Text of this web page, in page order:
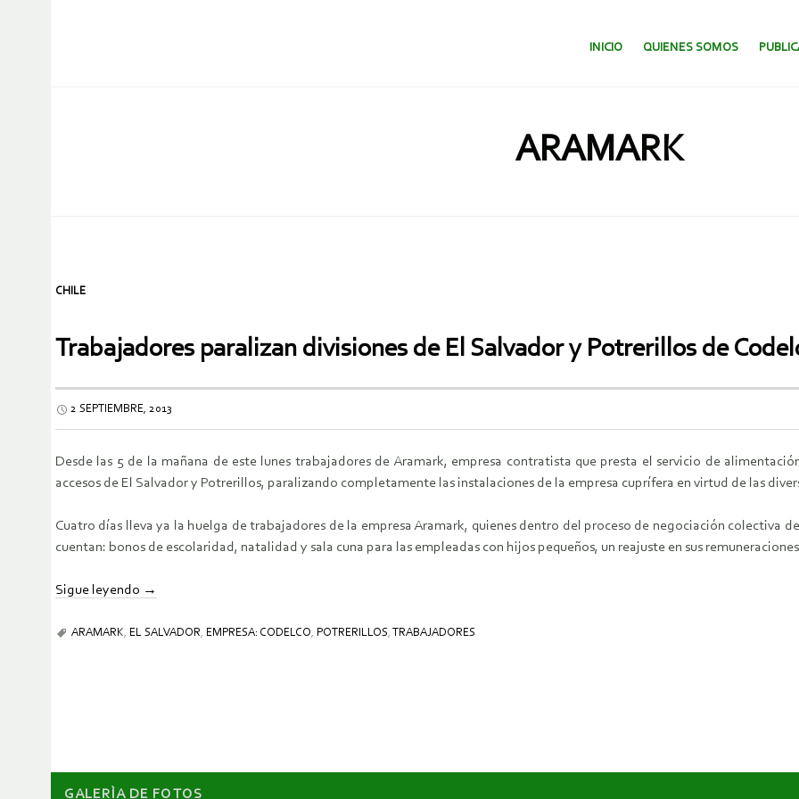
SALTAR AL CONTENIDO.
INICIO QUIENES SOMOS
ARAMARK
CHILE
Trabajadores paralizan divisiones de El Salvador y Potrerillos de
2 SEPTIEMBRE, 2013
Desde las 5 de la mañana de este lunes trabajadores de Aramark, empresa contratista que presta el servicio de
accesos de El Salvador y Potrerillos, paralizando completamente las instalaciones de la empresa cuprífera en virtud de las
Cuatro días lleva ya la huelga de trabajadores de la empresa Aramark, quienes dentro del proceso de negociación colectiva
cuentan: bonos de escolaridad, natalidad y sala cuna para las empleadas con hijos pequeños, un reajuste en sus
Sigue leyendo →
ARAMARK, EL SALVADOR, EMPRESA: CODELCO, POTRERILLOS, TRABAJADORES
GALERÌA DE FOTOS